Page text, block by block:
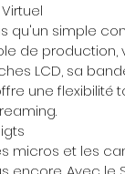
qu'un simple
de
LCD, sa
une flexibilité
micros et les